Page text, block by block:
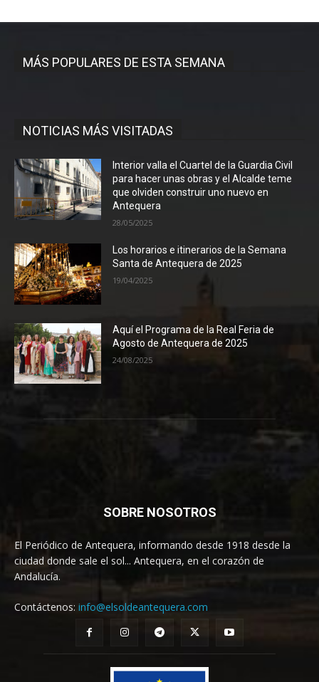
MÁS POPULARES DE ESTA SEMANA
NOTICIAS MÁS VISITADAS
Interior valla el Cuartel de la Guardia Civil
para hacer unas obras y el Alcalde teme
que olviden construir uno nuevo en
Antequera
28/05/2025
Los horarios e itinerarios de la Semana
Santa de Antequera de 2025
19/04/2025
Aquí el Programa de la Real Feria de
Agosto de Antequera de 2025
24/08/2025
SOBRE NOSOTROS
El Periódico de Antequera, informando desde 1918 desde la
ciudad donde sale el sol... Antequera, en el corazón de
Andalucía.
Contáctenos: info@elsoldeantequera.com